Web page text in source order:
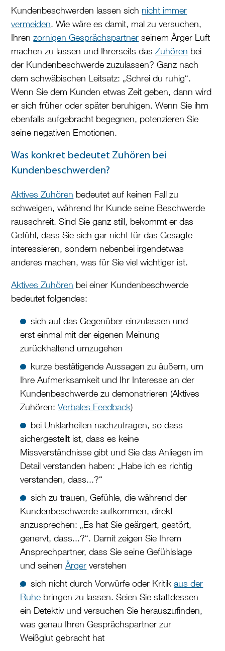
Kundenbeschwerden lassen sich nicht immer
vermeiden. Wie wäre es damit, mal zu versuchen,
Ihrenzornigen Gesprächspartner seinem Ärger Luft
machen zu lassen und Ihrerseits dasZuhören bei
der Kundenbeschwerde zuzulassen? Ganz nach
dem schwäbischen Leitsatz: „Schrei du ruhig“.
Wenn Sie dem Kunden etwas Zeit geben, dann wird
er sich früher oder später beruhigen. Wenn Sie ihm
ebenfalls aufgebracht begegnen, potenzieren Sie
seine negativen Emotionen.
Was konkret bedeutet Zuhören bei
Kundenbeschwerden?
Aktives Zuhören bedeutet auf keinen Fall zu
schweigen, während Ihr Kunde seine Beschwerde
rausschreit. Sind Sie ganz still, bekommt er das
Gefühl, dass Sie sich gar nicht für das Gesagte
interessieren, sondern nebenbei irgendetwas
anderes machen, was für Sie viel wichtiger ist.
Aktives Zuhören bei einer Kundenbeschwerde
bedeutet folgendes:
sich auf das Gegenüber einzulassen und
erst einmal mit der eigenen Meinung
zurückhaltend umzugehen
kurze bestätigende Aussagen zu äußern, um
Ihre Aufmerksamkeit und Ihr Interesse an der
Kundenbeschwerde zu demonstrieren (Aktives
Zuhören:Verbales Feedback)
bei Unklarheiten nachzufragen, so dass
sichergestellt ist, dass es keine
Missverständnisse gibt und Sie das Anliegen im
Detail verstanden haben: „Habe ich es richtig
verstanden, dass...?“
sich zu trauen, Gefühle, die während der
Kundenbeschwerde aufkommen, direkt
anzusprechen: „Es hat Sie geärgert, gestört,
genervt, dass...?“. Damit zeigen Sie Ihrem
Ansprechpartner, dass Sie seine Gefühlslage
und seinenÄrger verstehen
sich nicht durch Vorwürfe oder Kritikaus der
Ruhe bringen zu lassen. Seien Sie stattdessen
ein Detektiv und versuchen Sie herauszufinden,
was genau Ihren Gesprächspartner zur
Weißglut gebracht hat